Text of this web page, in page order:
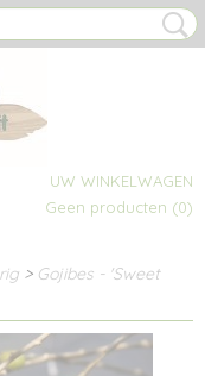
UW WINKELWAGEN
Geen producten (0)
> Gojibes - 'Sweet